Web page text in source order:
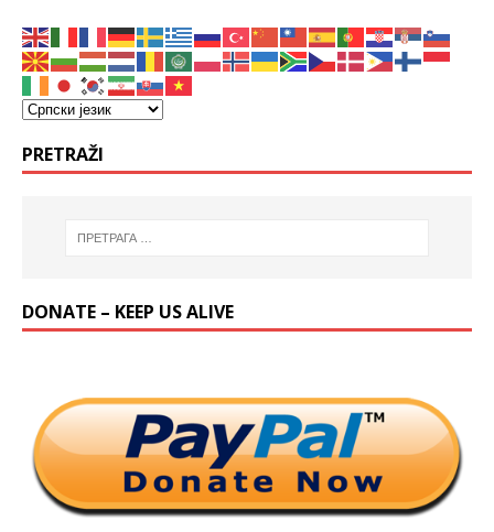
PRETRAŽI
DONATE – KEEP US ALIVE